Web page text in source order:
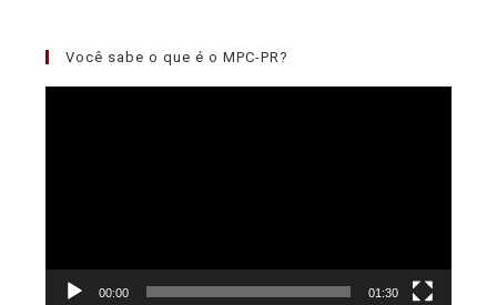
Você sabe o que é o MPC-PR?
00:00 01:30